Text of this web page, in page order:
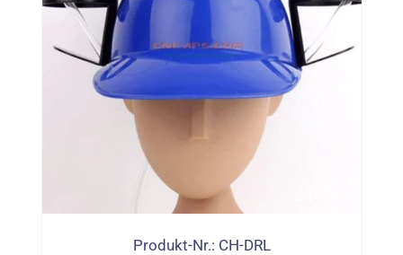
Produkt-Nr.: CH-DRL